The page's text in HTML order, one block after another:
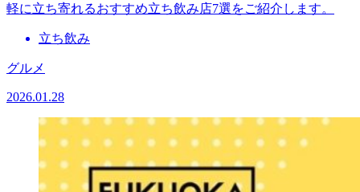
軽に立ち寄れるおすすめ立ち飲み店7選をご紹介します。
立ち飲み
グルメ
2026.01.28